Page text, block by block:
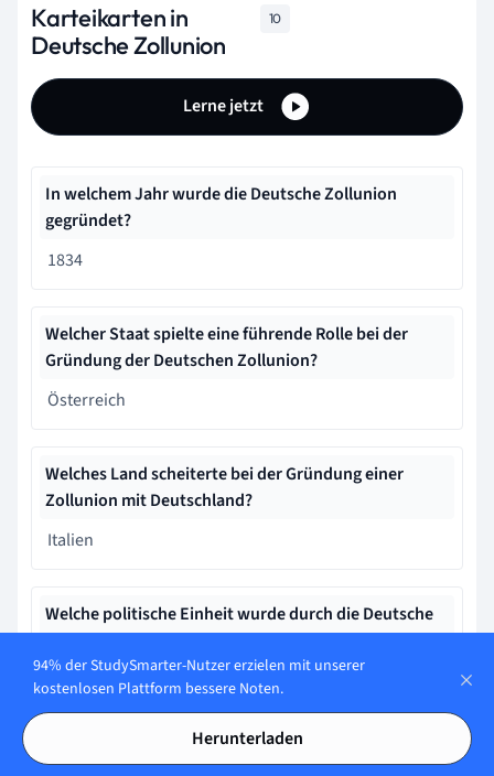
Karteikarten in
Deutsche Zollunion
10
Lerne jetzt
In welchem Jahr wurde die Deutsche Zollunion
gegründet?
1834
Welcher Staat spielte eine führende Rolle bei der
Gründung der Deutschen Zollunion?
Österreich
Welches Land scheiterte bei der Gründung einer
Zollunion mit Deutschland?
Italien
Welche politische Einheit wurde durch die Deutsche
Zollunion vorbereitet?
Heiliges Römisches Reich
Was stärkte die Deutsche Zollunion neben der
94% der StudySmarter-Nutzer erzielen mit unserer
kostenlosen Plattform bessere Noten.
Herunterladen